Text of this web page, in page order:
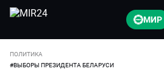
МИР
ПОЛИТИКА
#ВЫБОРЫ ПРЕЗИДЕНТА БЕЛАРУСИ